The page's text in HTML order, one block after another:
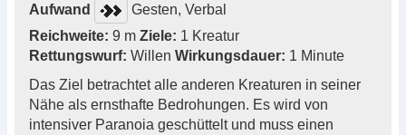
Aufwand
Gesten, Verbal
Reichweite: 9 m Ziele: 1 Kreatur
Rettungswurf: Willen Wirkungsdauer: 1 Minute
Das Ziel betrachtet alle anderen Kreaturen in seiner
Nähe als ernsthafte Bedrohungen. Es wird von
intensiver Paranoia geschüttelt und muss einen